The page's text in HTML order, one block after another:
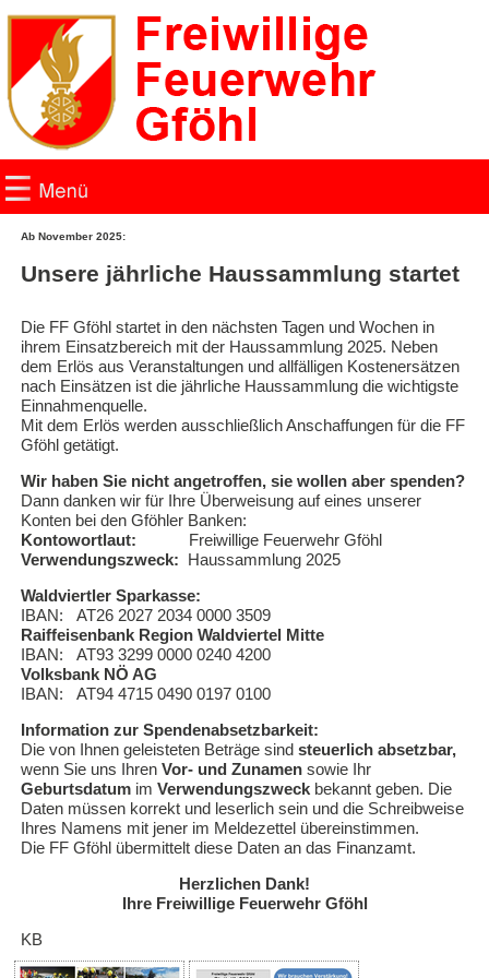
News
Fotogalerie
Fotogalerie 2019
Fotogalerie 2018
Fotogalerie 2017
Fotogalerie 2016
Feuerwehrjugend
Termine
Ab November 2025:
Unsere jährliche Haussammlung startet
Die FF Gföhl startet in den nächsten Tagen und Wochen in
ihrem Einsatzbereich mit der Haussammlung 2025. Neben
dem Erlös aus Veranstaltungen und allfälligen Kostenersätzen
nach Einsätzen ist die jährliche Haussammlung die wichtigste
Einnahmenquelle.
Mit dem Erlös werden ausschließlich Anschaffungen für die FF
Gföhl getätigt.
Wir haben Sie nicht angetroffen, sie wollen aber spenden?
Dann danken wir für Ihre Überweisung auf eines unserer
Konten bei den Gföhler Banken:
Kontowortlaut: Freiwillige Feuerwehr Gföhl
Verwendungszweck: Haussammlung 2025
Waldviertler Sparkasse:
IBAN: AT26 2027 2034 0000 3509
Raiffeisenbank Region Waldviertel Mitte
IBAN: AT93 3299 0000 0240 4200
Volksbank NÖ AG
IBAN: AT94 4715 0490 0197 0100
Information zur Spendenabsetzbarkeit:
Die von Ihnen geleisteten Beträge sind steuerlich absetzbar,
wenn Sie uns Ihren Vor- und Zunamensowie Ihr
Geburtsdatumim Verwendungszweckbekannt geben. Die
Daten müssen korrekt und leserlich sein und die Schreibweise
Ihres Namens mit jener im Meldezettel übereinstimmen.
Die FF Gföhl übermittelt diese Daten an das Finanzamt.
Herzlichen Dank!
Ihre Freiwillige Feuerwehr Gföhl
KB